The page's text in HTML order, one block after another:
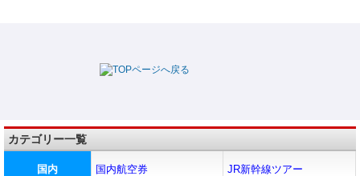
カテゴリー一覧
国内 国内航空券 JR新幹線ツアー